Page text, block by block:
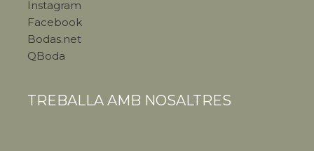
Instagram
Facebook
Bodas.net
QBoda
TREBALLA AMB NOSALTRES